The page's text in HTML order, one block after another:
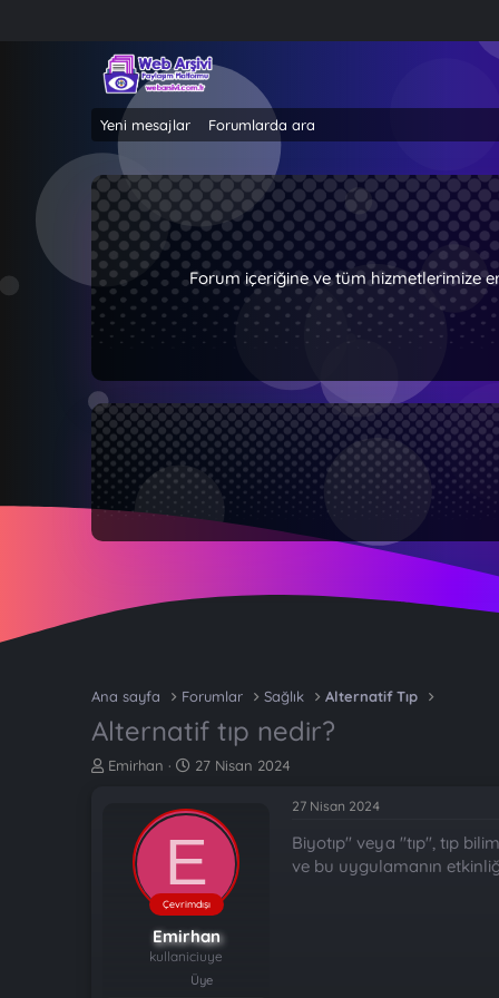
Yeni mesajlar Forumlarda ara
Forum içeriğine ve tüm hizmetlerimize
Ana sayfa Forumlar Sağlık Alternatif Tıp
Alternatif tıp nedir?
K
Emirhan
B
a
n
g
ı
t
a
r
27 Nisan 2024
E
Çevrimdışı
Emirhan
kullaniciuye
Üye
27 Nisan 2024
Biyotıp" veya "tıp", tıp
ve bu uygulamanın